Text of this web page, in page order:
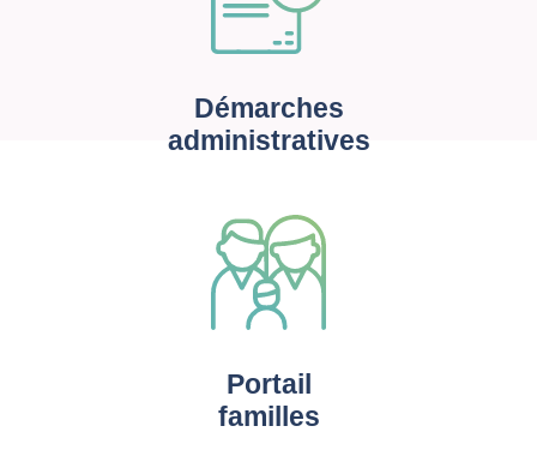
Démarches
administratives
Portail
familles